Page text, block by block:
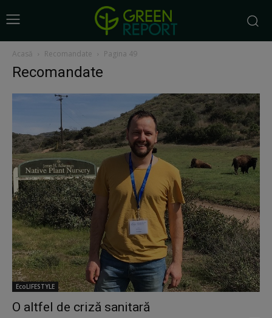
Acasă Recomandate Pagina 49
Recomandate
EcoLIFESTYLE
O altfel de criză sanitară